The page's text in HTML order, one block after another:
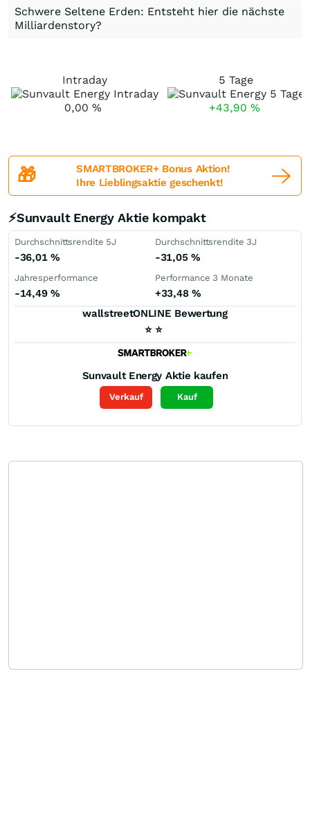
Schwere Seltene Erden: Entsteht hier die nächste
Milliardenstory?
Intraday
0,00 %
5 Tage
+43,90 %
🎁
SMARTBROKER+ Bonus Aktion!
Ihre Lieblingsaktie geschenkt!
⚡Sunvault Energy Aktie kompakt
Durchschnittsrendite 5J
-36,01 %
Durchschnittsrendite 3J
-31,05 %
Jahresperformance
-14,49 %
Performance 3 Monate
+33,48 %
wallstreetONLINE Bewertung
⭐ ⭐
Sunvault Energy Aktie kaufen
Verkauf Kauf